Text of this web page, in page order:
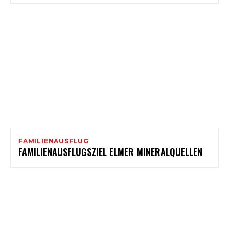
FAMILIENAUSFLUG
FAMILIENAUSFLUGSZIEL ELMER MINERALQUELLEN